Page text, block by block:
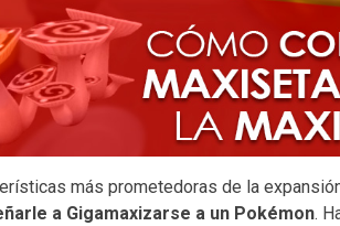
más prometedoras de la
a Gigamaxizarse a un Pokémon.